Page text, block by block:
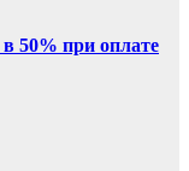
50% при оплате